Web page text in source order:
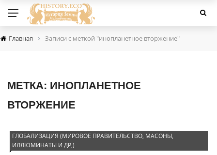
Главная › Записи с меткой "инопланетное вторжение"
МЕТКА: ИНОПЛАНЕТНОЕ
ВТОРЖЕНИЕ
ГЛОБАЛИЗАЦИЯ (МИРОВОЕ ПРАВИТЕЛЬСТВО, МАСОНЫ,
ИЛЛЮМИНАТЫ И ДР,)